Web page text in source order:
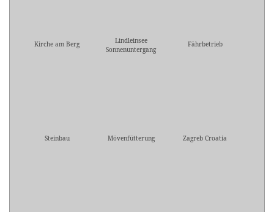
Kirche am Berg
Lindleinsee
Sonnenuntergang
Fährbetrieb
Steinbau Mövenfütterung Zagreb Croatia